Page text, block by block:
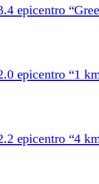
epicentro
epicentro “1
epicentro “4